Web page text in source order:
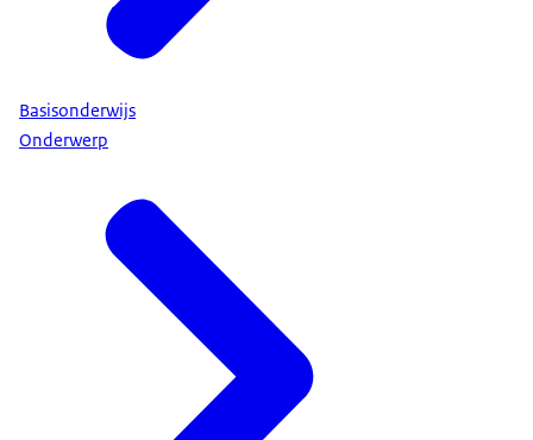
Basisonderwijs
Onderwerp